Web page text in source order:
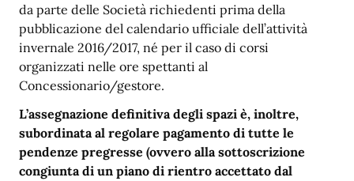
da parte delle Società richiedenti prima della
pubblicazione del calendario ufficiale dell’attività
invernale 2016/2017, né per il caso di corsi
organizzati nelle ore spettanti al
Concessionario/gestore.
L’assegnazione definitiva degli spazi è, inoltre,
subordinata al regolare pagamento di tutte le
pendenze pregresse (ovvero alla sottoscrizione
congiunta di un piano di rientro accettato dal